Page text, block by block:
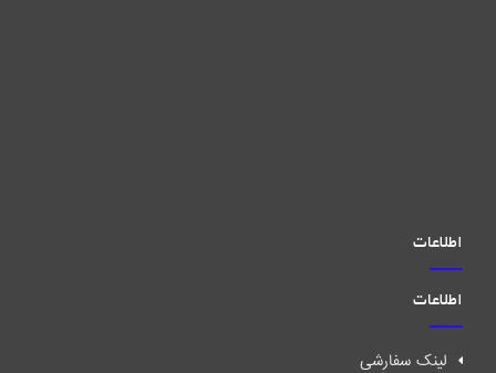
اطلاعات
اطلاعات
لینک سفارشی